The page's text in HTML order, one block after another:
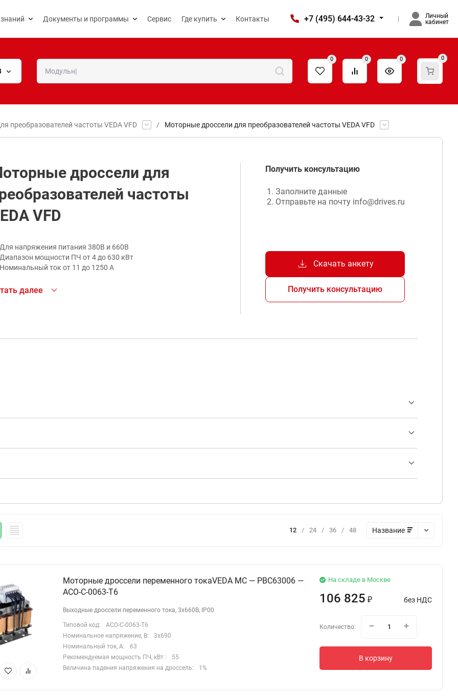
Документы и программы Сервис Где купить Контакты +7 (495) 644-43-32
Личный
кабинет
0 0 0 0
преобразователей частоты VEDA VFD / Моторные дроссели для преобразователей частоты VEDA VFD
дроссели для
частоты
VFD
Для напряжения питания 380В и 660В
Диапазон мощности ПЧ от 4 до 630 кВт
Номинальный ток от 11 до 1250 А
преобразователя частоты, позволяет снижать нарастание
для работы с преобразователями частоты.
далее
Получить консультацию
Заполните данные
Отправьте на почту info@drives.ru
download Скачать анкету
Получить консультацию
expand_more
expand_more
Чертежи выходных дросселей переменного тока 1%expand_more
4% 380В.zip
1% 660В.zip
12 / 24 / 36 / 48 Название
Моторные дроссели переменного токаVEDA MC — PBC63006 —
ACO-C-0063-T6
Выходные дроссели переменного тока, 3х660В, IP00
Типовой код:
ACO-C-0063-T6
Номинальное напряжение, В:
3х690
Номинальный ток, А:
63
Рекомендуемая мощность ПЧ, кВт :
55
Величина падения напряжения на дроссель:
1%
На складе в Москве
106 825 ₽ без НДС
Количество:
В корзину